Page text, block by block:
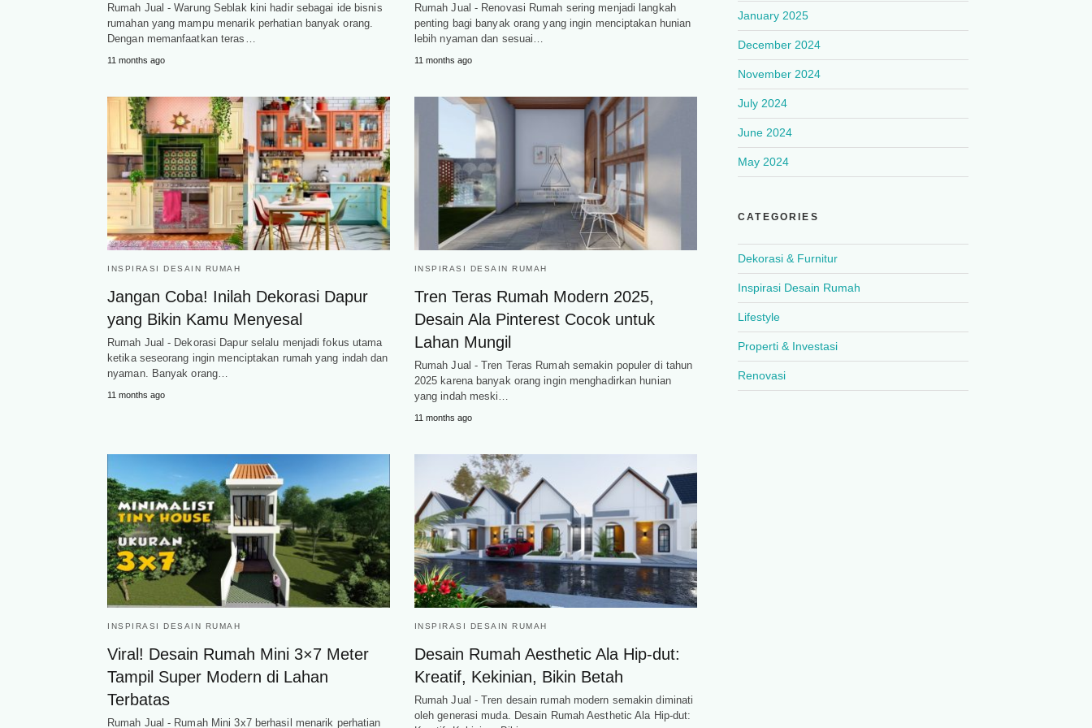
Rumah Jual - Warung Seblak kini hadir sebagai ide bisnis
rumahan yang mampu menarik perhatian banyak orang.
Dengan memanfaatkan teras…
11 months ago
Rumah Jual - Renovasi Rumah sering menjadi langkah
penting bagi banyak orang yang ingin menciptakan hunian
lebih nyaman dan sesuai…
11 months ago
INSPIRASI DESAIN RUMAH
Jangan Coba! Inilah Dekorasi Dapur
yang Bikin Kamu Menyesal
Rumah Jual - Dekorasi Dapur selalu menjadi fokus utama
ketika seseorang ingin menciptakan rumah yang indah dan
nyaman. Banyak orang…
11 months ago
INSPIRASI DESAIN RUMAH
Tren Teras Rumah Modern 2025,
Desain Ala Pinterest Cocok untuk
Lahan Mungil
Rumah Jual - Tren Teras Rumah semakin populer di tahun
2025 karena banyak orang ingin menghadirkan hunian
yang indah meski…
11 months ago
INSPIRASI DESAIN RUMAH
Viral! Desain Rumah Mini 3×7 Meter
Tampil Super Modern di Lahan
Terbatas
Rumah Jual - Rumah Mini 3x7 berhasil menarik perhatian
INSPIRASI DESAIN RUMAH
Desain Rumah Aesthetic Ala Hip-dut:
Kreatif, Kekinian, Bikin Betah
Rumah Jual - Tren desain rumah modern semakin diminati
oleh generasi muda. Desain Rumah Aesthetic Ala Hip-dut:
January 2025
December 2024
November 2024
July 2024
June 2024
May 2024
CATEGORIES
Dekorasi & Furnitur
Inspirasi Desain Rumah
Lifestyle
Properti & Investasi
Renovasi